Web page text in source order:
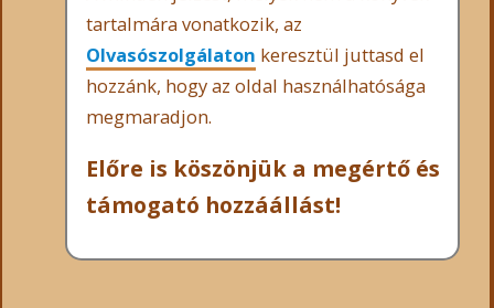
tartalmára vonatkozik, az
Olvasószolgálaton keresztül juttasd el
hozzánk, hogy az oldal használhatósága
megmaradjon.
Előre is köszönjük a megértő és
támogató hozzáállást!